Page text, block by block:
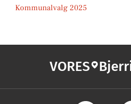
Kommunalvalg 2025
VORES